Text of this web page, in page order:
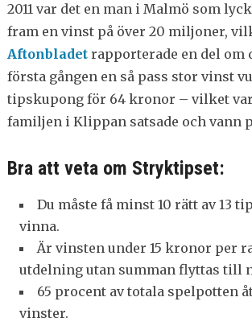
2011 var det en man i Malmö som
fram en vinst på över 20 miljoner,
Aftonbladetrapporterade en del om
första gången en så pass stor vinst
tipskupong för 64 kronor – vilket
familjen i Klippan satsade och vann
Bra att veta om Stryktipset:
Du måste få minst 10 rätt av 13
vinna.
Är vinsten under 15 kronor per
utdelning utan summan flyttas till
65 procent av totala spelpotten
vinster.